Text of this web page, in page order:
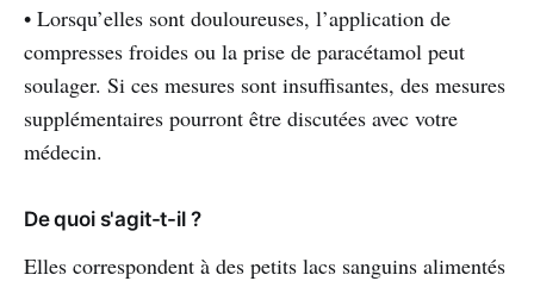
• Lorsqu’elles sont douloureuses, l’application de
compresses froides ou la prise de paracétamol peut
soulager. Si ces mesures sont insuffisantes, des mesures
supplémentaires pourront être discutées avec votre
médecin.
De quoi s'agit-t-il ?
Elles correspondent à des petits lacs sanguins alimentés